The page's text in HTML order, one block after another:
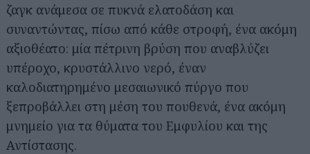
ζαγκ ανάμεσα σε πυκνά ελατοδάση και
συναντώντας, πίσω από κάθε στροφή, ένα ακόμη
αξιοθέατο: μία πέτρινη βρύση που αναβλύζει
υπέροχο, κρυστάλλινο νερό, έναν
καλοδιατηρημένο μεσαιωνικό πύργο που
ξεπροβάλλει στη μέση του πουθενά, ένα ακόμη
μνημείο για τα θύματα του Εμφυλίου και της
Αντίστασης.